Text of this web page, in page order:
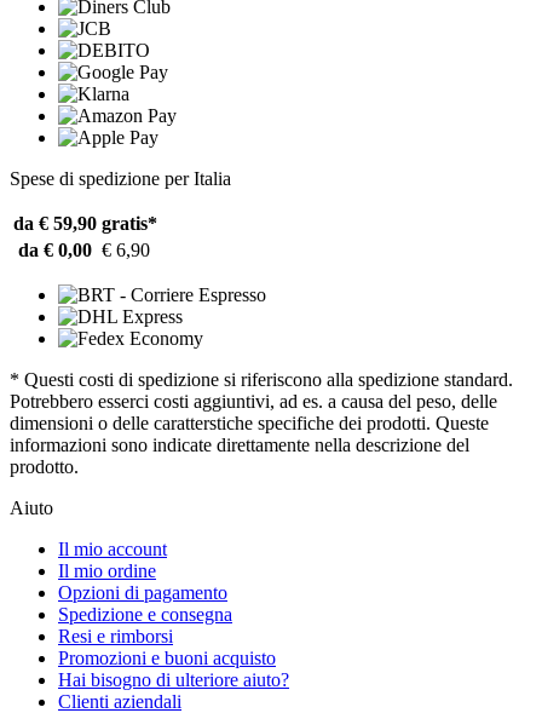
Spese di spedizione per Italia
da € 59,90 gratis*
da € 0,00 € 6,90
* Questi costi di spedizione si riferiscono alla spedizione standard.
Potrebbero esserci costi aggiuntivi, ad es. a causa del peso, delle
dimensioni o delle caratterstiche specifiche dei prodotti. Queste
informazioni sono indicate direttamente nella descrizione del
prodotto.
Aiuto
Il mio account
Il mio ordine
Opzioni di pagamento
Spedizione e consegna
Resi e rimborsi
Promozioni e buoni acquisto
Hai bisogno di ulteriore aiuto?
Clienti aziendali